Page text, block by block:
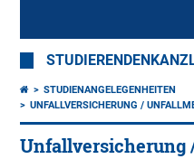
STUDIENANGELEGENHEITEN
UNFALLVERSICHERUNG /
Unfallversicherung